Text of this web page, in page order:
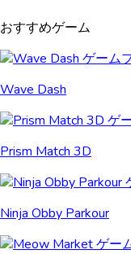
おすすめゲーム
Wave Dash
Prism Match 3D
Ninja Obby Parkour